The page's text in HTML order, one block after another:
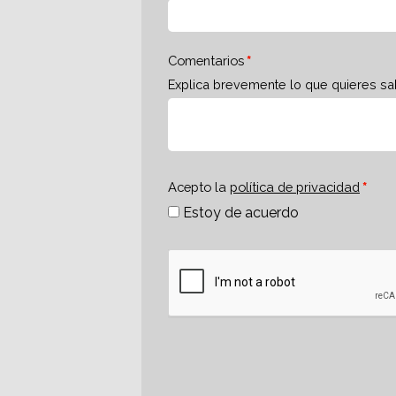
Comentarios
Explica brevemente lo que quieres
Acepto la política de privacidad
Estoy de acuerdo